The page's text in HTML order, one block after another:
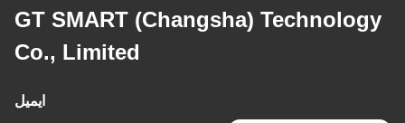
GT SMART (Changsha) Technology
Co., Limited
ایمیل